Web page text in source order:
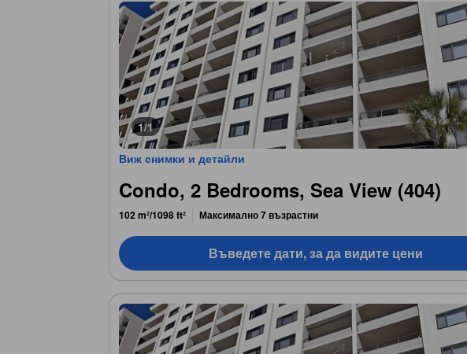
1/1
Виж снимки и детайли
Condo, 2 Bedrooms, Sea View (404)
102 m²/1098 ft² Максимално 7 възрастни
Въведете дати, за да видите цени